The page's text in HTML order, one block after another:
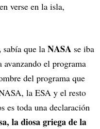
verse en la isla,
sabía que la NASA se iba
el programa
del programa que
la ESA y el resto
es toda una declaración
la diosa griega de la